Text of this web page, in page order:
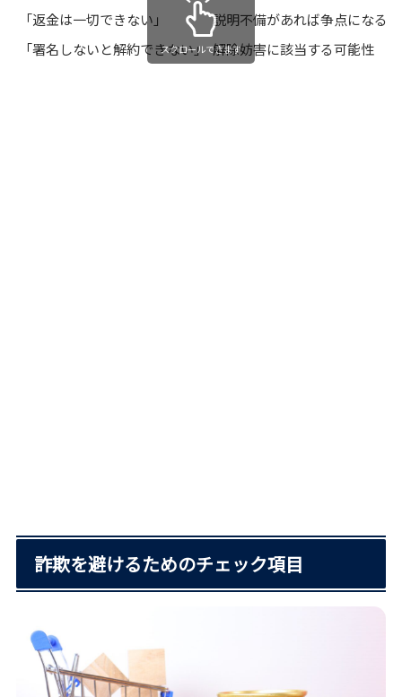
「返金は一切できない」
説明不備があれば争点になる
「署名しないと解約できない」 解除妨害に該当する可能性
スクロールできます
詐欺を避けるためのチェック項目